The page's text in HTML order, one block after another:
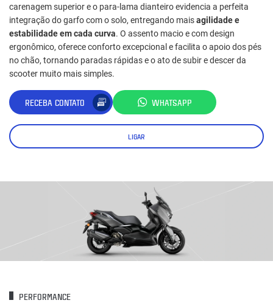
carenagem superior e o para-lama dianteiro evidencia a perfeita
integração do garfo com o solo, entregando maisagilidade e
estabilidade em cada curva. O assento macio e com design
ergonômico, oferece conforto excepcional e facilita o apoio dos pés
no chão, tornando paradas rápidas e o ato de subir e descer da
scooter muito mais simples.
RECEBA CONTATO WHATSAPP
LIGAR
PERFORMANCE